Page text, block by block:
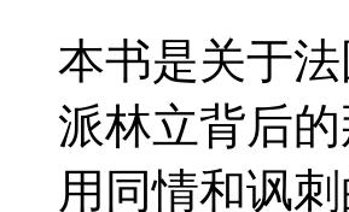
本书是关于
派林立背后
用同情和讽